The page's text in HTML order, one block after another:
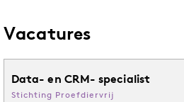
Vacatures
Data- en CRM- specialist
Stichting Proefdiervrij